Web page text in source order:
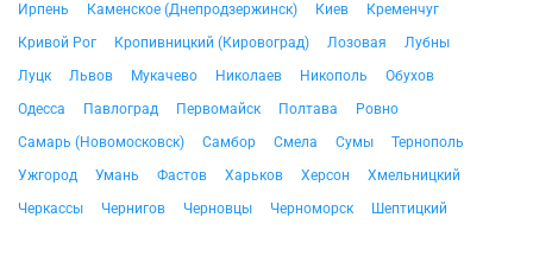
Ирпень
Каменское (Днепродзержинск) Киев
Кременчуг
Кривой Рог
Кропивницкий (Кировоград) Лозовая
Лубны
Луцк
Львов Мукачево Николаев Никополь
Обухов
Одесса
Павлоград Первомайск Полтава
Ровно
Самарь (Новомосковск)
Самбор Смела Сумы
Тернополь
Ужгород
Умань Фастов Харьков Херсон
Хмельницкий
Черкассы
Чернигов Черновцы Черноморск Шептицкий